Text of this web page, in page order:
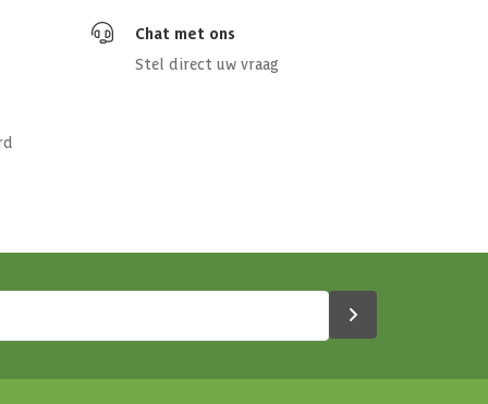
Chat met ons
Stel direct uw vraag